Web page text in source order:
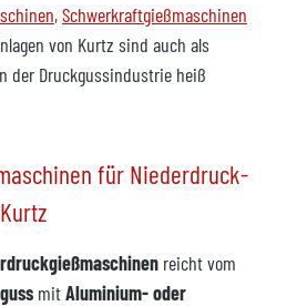
,Schwerkraftgießmaschinen
von Kurtz sind auch als
der Druckgussindustrie heiß
für Niederdruck-
reicht vom
mitAluminium- oder